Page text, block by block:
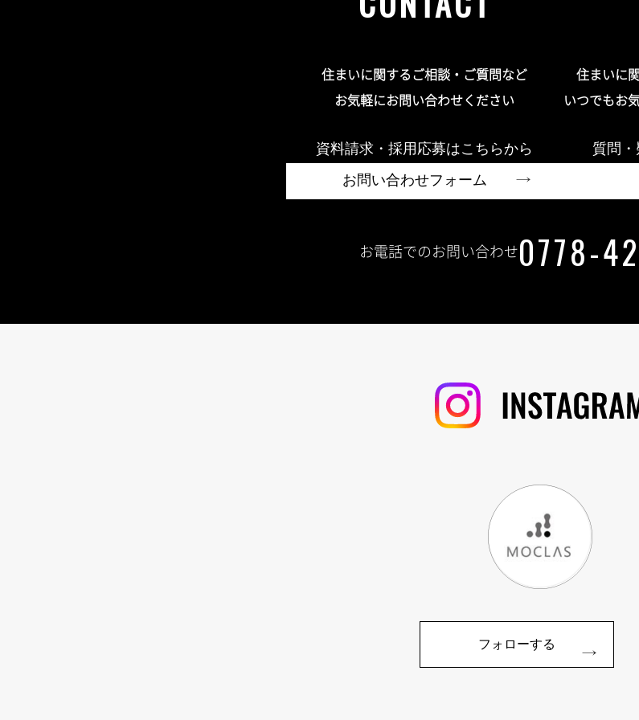
住まいに関するご相談・ご質問など
お気軽にお問い合わせください
資料請求・採用応募はこちらから
お問い合わせフォーム
住まいに
いつでもお
質問
お電話でのお問い合わせ0778-
フォローする